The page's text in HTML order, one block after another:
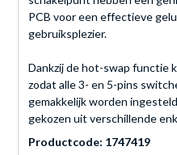
PCB voor een effectieve
gebruiksplezier.
Dankzij de hot-swap functie
zodat alle 3- en 5-pins
gemakkelijk worden
gekozen uit verschillende
Productcode: 1747419